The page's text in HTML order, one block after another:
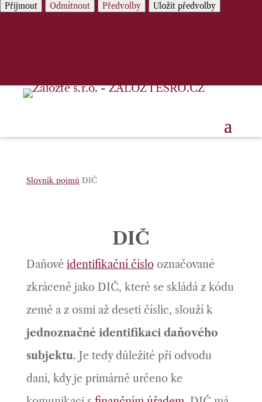
Přijmout Odmítnout Předvolby Uložit předvolby
Slovník pojmů DIČ
DIČ
Daňové identifikační číslooznačované
zkráceně jako DIČ, které se skládáz kódu
země a z osmi až deseti číslic, slouží k
jednoznačné identifikaci daňového
subjektu. Je tedy důležité při odvodu
daní, kdy je primárně určeno ke